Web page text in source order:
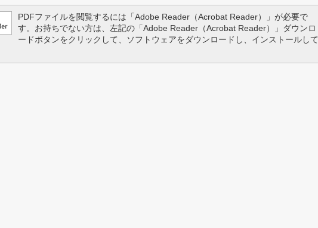
PDFファイルを閲覧するには「Adobe Reader（Acrobat Reader）」が必要で
す。お持ちでない方は、左記の「Adobe Reader（Acrobat Reader）」ダウンロ
ードボタンをクリックして、ソフトウェアをダウンロードし、インストールして